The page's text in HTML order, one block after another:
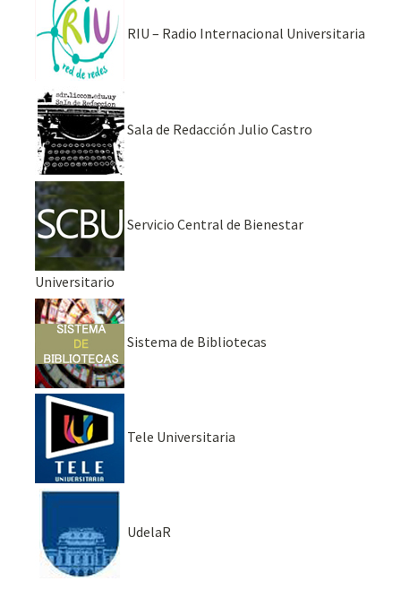
RIU – Radio Internacional Universitaria
Sala de Redacción Julio Castro
Servicio Central de Bienestar
Universitario
Sistema de Bibliotecas
Tele Universitaria
UdelaR